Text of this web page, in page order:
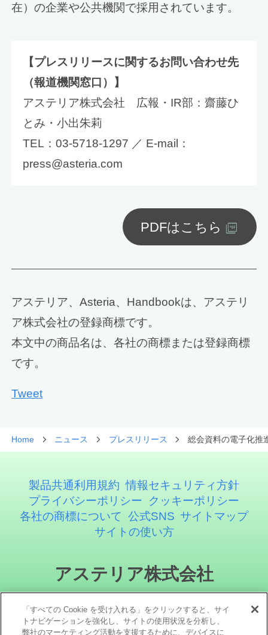
在）の企業や公共機関で採用されています。
【プレスリリースに関するお問い合わせ先
（報道機関窓口）】
アステリア株式会社 広報・IR部：齋藤ひ
とみ・小出朱莉
TEL：03-5718-1297 ／ E-mail：
press@asteria.com
PDFはこちら
アステリア、Asteria、Handbookは、アステリ
ア株式会社の登録商標です。
本文中の商品名は、各社の商標または登録商標
です。
Tweet
Home ニュース プレスリリース 総会資料の電子化推
製品共通利用規約 情報セキュリティ方針
プライバシーポリシー
クッキーポリシー
各社の商標について 公式SNS サイトマップ
サイトの使い方
アステリア株式会社
「すべての Cookie を受け入れる」をクリックすると、サイ
トナビゲーションを強化し、サイトの使用状況を分析し、
弊社のマーケティング活動を支援するために、デバイスに